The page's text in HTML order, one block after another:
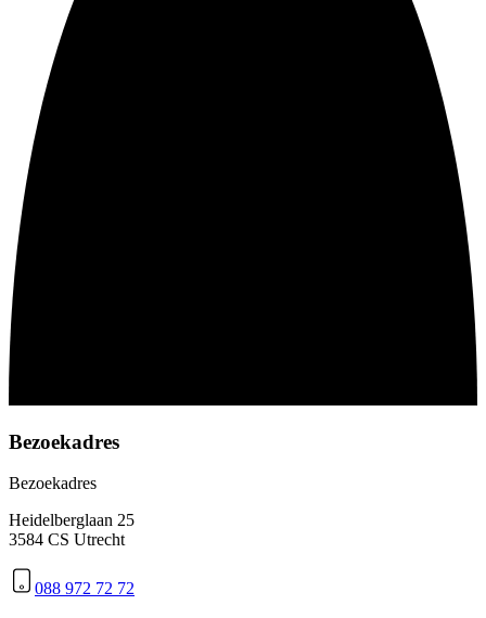
Bezoekadres
Bezoekadres
Heidelberglaan 25
3584 CS Utrecht
088 972 72 72